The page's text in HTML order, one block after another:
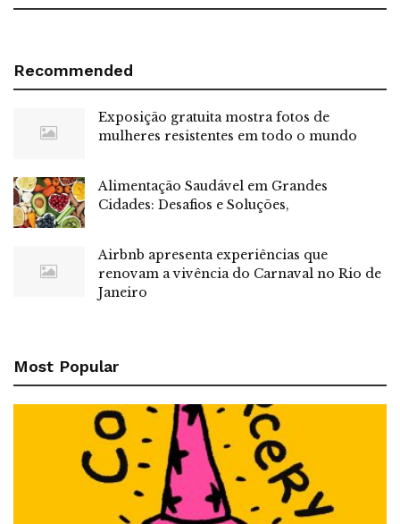
Recommended
Exposição gratuita mostra fotos de
mulheres resistentes em todo o mundo
Alimentação Saudável em Grandes
Cidades: Desafios e Soluções,
Airbnb apresenta experiências que
renovam a vivência do Carnaval no Rio de
Janeiro
Most Popular